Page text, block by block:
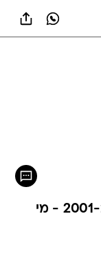
דירוג 25 משרדי הפרסום הגדולים ב-2001 - מי